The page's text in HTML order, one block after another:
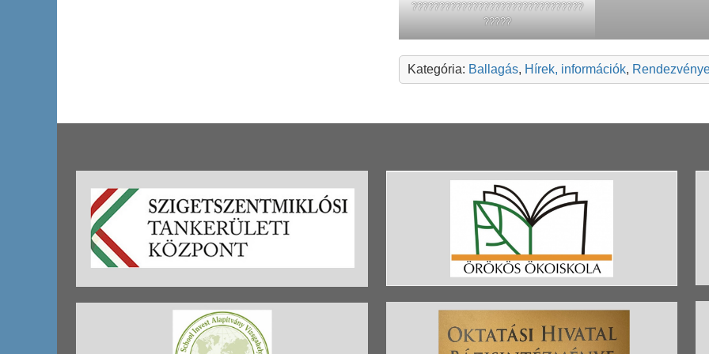
???????????????????????????????
?????
Kategória: Ballagás, Hírek, információk,